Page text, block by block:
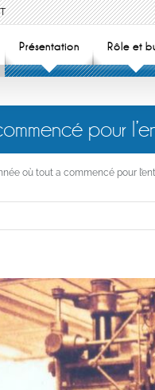
Présentation Rôle et
pour
où tout a commencé pour